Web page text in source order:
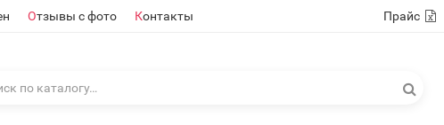
Отзывы с фото Контакты Прайс